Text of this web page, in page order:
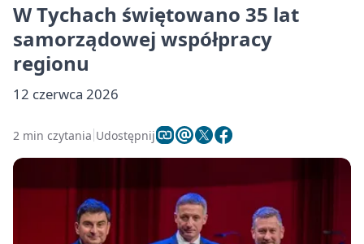
W Tychach świętowano 35 lat
samorządowej współpracy
regionu
12 czerwca 2026
2 min czytania Udostępnij